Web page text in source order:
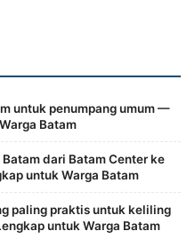
untuk penumpang umum —
Batam
dari Batam Center ke
untuk Warga Batam
paling praktis untuk keliling
untuk Warga Batam